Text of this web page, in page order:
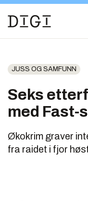
JUSS OG SAMFUNN
Seks
med Fast-
Økokrim graver
fra raidet i fjor